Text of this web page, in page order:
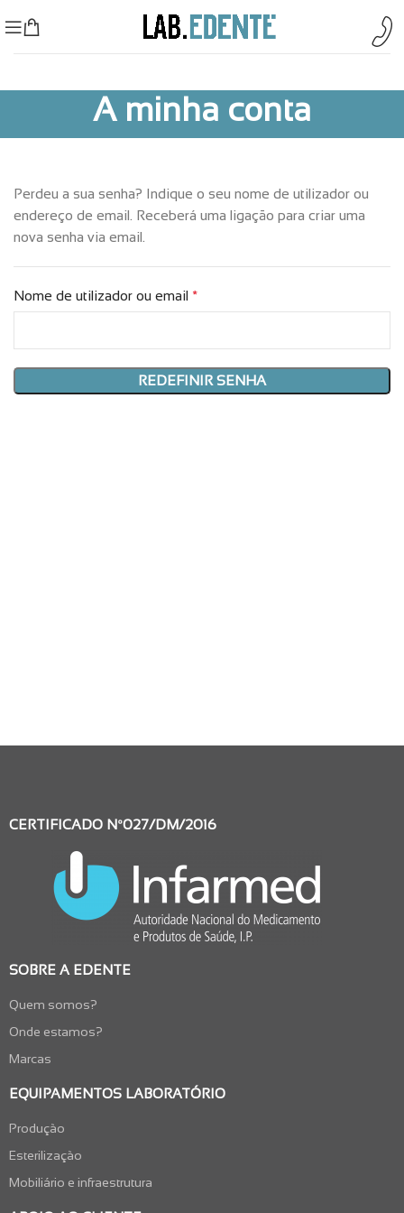
A minha conta
Perdeu a sua senha? Indique o seu nome de utilizador ou
endereço de email. Receberá uma ligação para criar uma
nova senha via email.
Nome de utilizador ou email *
REDEFINIR SENHA
CERTIFICADO Nº027/DM/2016
SOBRE A EDENTE
Quem somos?
Onde estamos?
Marcas
EQUIPAMENTOS LABORATÓRIO
Produção
Esterilização
Mobiliário e infraestrutura